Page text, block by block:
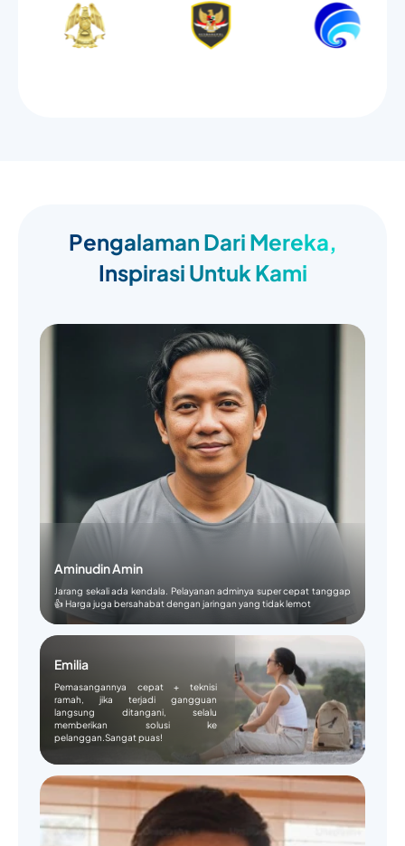
Pengalaman Dari Mereka,
Inspirasi Untuk Kami
Aminudin Amin
Jarang sekali ada kendala. Pelayanan adminya super cepat tanggap
👍 Harga juga bersahabat dengan jaringan yang tidak lemot
Emilia
Pemasangannya cepat + teknisi
ramah, jika terjadi gangguan
langsung ditangani, selalu
memberikan solusi ke
pelanggan.Sangat puas!